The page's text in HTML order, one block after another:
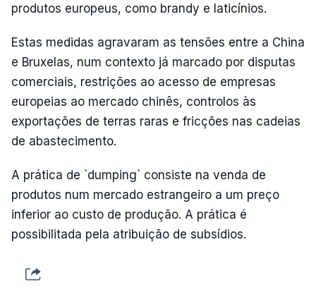
produtos europeus, como brandy e laticínios.
Estas medidas agravaram as tensões entre a China
e Bruxelas, num contexto já marcado por disputas
comerciais, restrições ao acesso de empresas
europeias ao mercado chinês, controlos às
exportações de terras raras e fricções nas cadeias
de abastecimento.
A prática de `dumping` consiste na venda de
produtos num mercado estrangeiro a um preço
inferior ao custo de produção. A prática é
possibilitada pela atribuição de subsídios.